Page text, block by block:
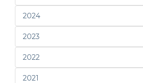
2024
2023
2022
2021